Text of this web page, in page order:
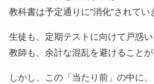
教科書は予定通りに”消化”されてい
生徒も、定期テストに向けて戸惑い
教師も、余計な混乱を避けることが
しかし、この「当たり前」の中に、